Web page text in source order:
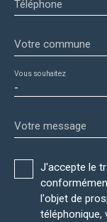
Téléphone
Votre commune
-
Vous souhaitez
Votre message
J'accepte le
l'objet de